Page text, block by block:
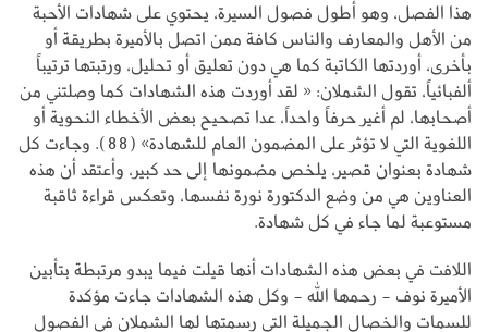
هذا الفصل، وهو أطول فصول السيرة، يحتوي على شهادات الأحبة
من الأهل والمعارف والناس كافة ممن اتصل بالأميرة بطريقة أو
بأخرى، أوردتها الكاتبة كما هي دون تعليق أو تحليل، ورتبتها ترتيباً
ألفبائياً، تقول الشملان: « لقد أوردت هذه الشهادات كما وصلتني من
أصحابها، لم أغير حرفاً واحداً، عدا تصحيح بعض الأخطاء النحوية أو
اللغوية التي لا تؤثر على المضمون العام للشهادة» (88). وجاءت كل
شهادة بعنوان قصير، يلخص مضمونها إلى حد كبير، وأعتقد أن هذه
العناوين هي من وضع الدكتورة نورة نفسها، وتعكس قراءة ثاقبة
مستوعبة لما جاء في كل شهادة.
اللافت في بعض هذه الشهادات أنها قيلت فيما يبدو مرتبطة بتأبين
الأميرة نوف - رحمها الله - وكل هذه الشهادات جاءت مؤكدة
للسمات والخصال الجميلة التي رسمتها لها الشملان في الفصول